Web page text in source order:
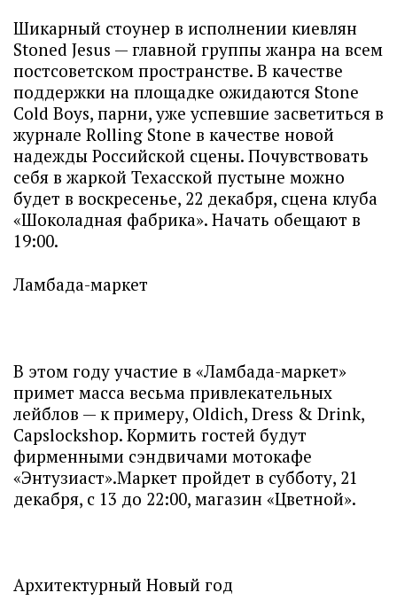
Шикарный стоунер в исполнении киевлян
Stoned Jesus — главной группы жанра на всем
постсоветском пространстве. В качестве
поддержки на площадке ожидаются Stone
Cold Boys, парни, уже успевшие засветиться в
журнале Rolling Stone в качестве новой
надежды Российской сцены. Почувствовать
себя в жаркой Техасской пустыне можно
будет в воскресенье, 22 декабря, сцена клуба
«Шоколадная фабрика». Начать обещают в
19:00.
Ламбада-маркет
В этом году участие в «Ламбада-маркет»
примет масса весьма привлекательных
лейблов — к примеру, Oldich, Dress & Drink,
Capslockshop. Кормить гостей будут
фирменными сэндвичами мотокафе
«Энтузиаст».Маркет пройдет в субботу, 21
декабря, с 13 до 22:00, магазин «Цветной».
Архитектурный Новый год